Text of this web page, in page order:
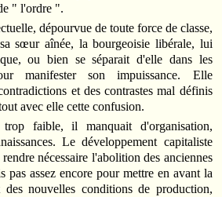
" l'ordre ".
dépourvue de toute force de classe,
sœur aînée, la bourgeoisie libérale, lui
ou bien se séparait d'elle dans les
manifester son impuissance. Elle
et des contrastes mal définis
avec elle cette confusion.
faible, il manquait d'organisation,
Le développement capitaliste
nécessaire l'abolition des anciennes
pas assez encore pour mettre en avant la
des nouvelles conditions de production,